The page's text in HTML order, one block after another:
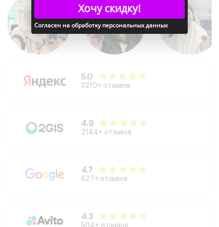
Дополнительно
Сканер отпечатка пальца: Да
Samsung DeX: Да
Galaxy AI: Да
5.0
3210+ отзывов
4.9
2144+ отзывов
4.7
627+ отзывов
4.3
Хочу скидку!
Согласен на обработку персональных данных